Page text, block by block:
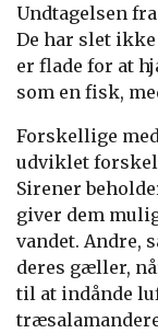
Undtagelsen
De har slet
er flade for at
som en fisk,
Forskellige
udviklet
Sirener
giver dem
vandet. Andre,
deres gæller,
til at indånde